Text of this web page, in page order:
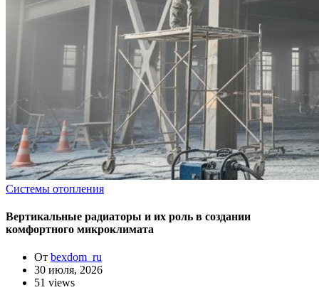
Системы отопления
Вертикальные радиаторы и их роль в создании
комфортного микроклимата
От bexdom_ru
30 июля, 2026
51 views